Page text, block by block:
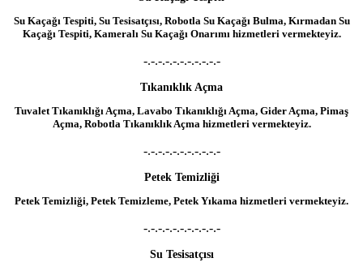
Su Kaçağı Tespiti, Su Tesisatçısı, Robotla Su Kaçağı Bulma, Kırmadan Su
Kaçağı Tespiti, Kameralı Su Kaçağı Onarımı hizmetleri vermekteyiz.
-.-.-.-.-.-.-.-.-.-.-
Tıkanıklık Açma
Tuvalet Tıkanıklığı Açma, Lavabo Tıkanıklığı Açma, Gider Açma, Pimaş
Açma, Robotla Tıkanıklık Açma hizmetleri vermekteyiz.
-.-.-.-.-.-.-.-.-.-.-
Petek Temizliği
Petek Temizliği, Petek Temizleme, Petek Yıkama hizmetleri vermekteyiz.
-.-.-.-.-.-.-.-.-.-.-
Su Tesisatçısı